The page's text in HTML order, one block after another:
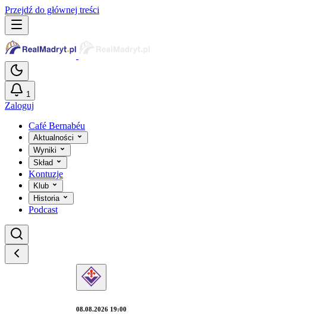
Przejdź do głównej treści
1
Zaloguj
Café Bernabéu
Aktualności
Wyniki
Skład
Kontuzje
Klub
Historia
Podcast
08.08.2026 19:00